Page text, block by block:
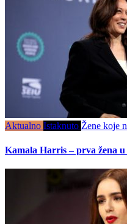
Aktualno Istaknuto Žene koje
Kamala Harris – prva žena